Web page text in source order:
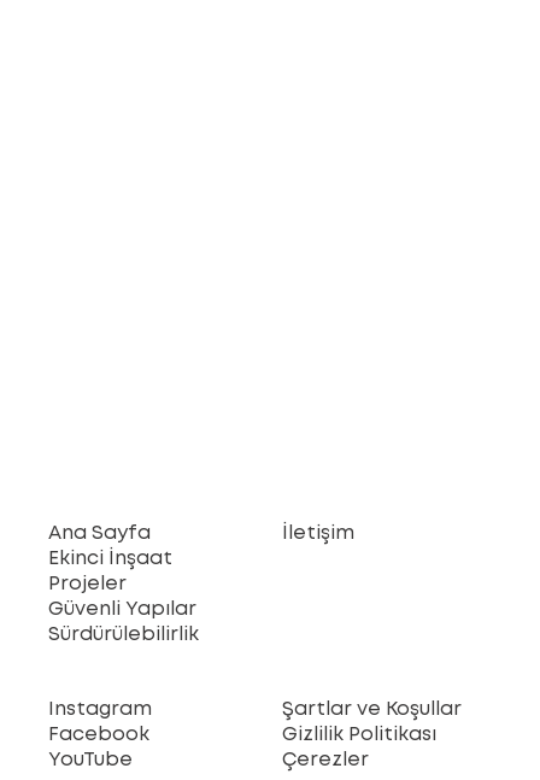
Ana Sayfa
Ekinci İnşaat
Projeler
Güvenli Yapılar
Sürdürülebilirlik
İletişim
Şartlar ve Koşullar
Gizlilik Politikası
Çerezler
Instagram
Facebook
YouTube